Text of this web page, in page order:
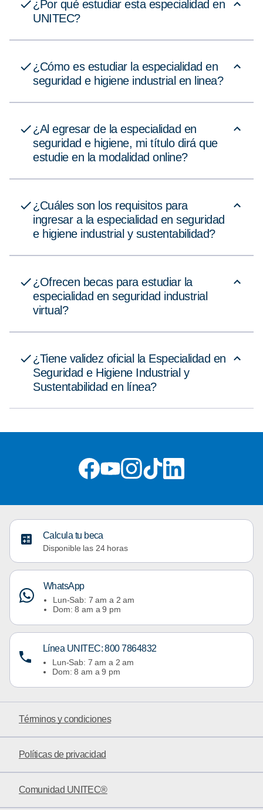
¿Por qué estudiar esta especialidad en
UNITEC?
¿Cómo es estudiar la especialidad en
seguridad e higiene industrial en linea?
¿Al egresar de la especialidad en
seguridad e higiene, mi título dirá que
estudie en la modalidad online?
¿Cuáles son los requisitos para
ingresar a la especialidad en seguridad
e higiene industrial y sustentabilidad?
¿Ofrecen becas para estudiar la
especialidad en seguridad industrial
virtual?
¿Tiene validez oficial la Especialidad en
Seguridad e Higiene Industrial y
Sustentabilidad en línea?
Calcula tu beca
Disponible las 24 horas
WhatsApp
Lun-Sab: 7 am a 2 am
Dom: 8 am a 9 pm
Línea UNITEC: 800 7864832
Lun-Sab: 7 am a 2 am
Dom: 8 am a 9 pm
Términos y condiciones
Políticas de privacidad
Comunidad UNITEC®